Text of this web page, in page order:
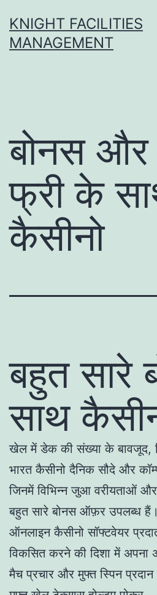
to
content
KNIGHT FACILITIES
MANAGEMENT
बोनस और
फ्री के
कैसीनो
बहुत सारे
साथ
खेल में डेक की संख्या के बावजूद,
भारत कैसीनो दैनिक सौदे और
जिनमें विभिन्न जुआ वरीयताओं
बहुत सारे बोनस ऑफ़र उपलब्ध
ऑनलाइन कैसीनो सॉफ्टवेयर
विकसित करने की दिशा में अपना
मैच प्रचार और मुफ्त स्पिन प्रदान